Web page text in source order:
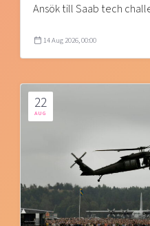
Ansök till Saab tech
14 Aug 2026, 00:00
22
AUG